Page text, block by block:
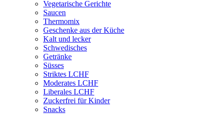
Vegetarische Gerichte
Saucen
Thermomix
Geschenke aus der Küche
Kalt und lecker
Schwedisches
Getränke
Süsses
Striktes LCHF
Moderates LCHF
Liberales LCHF
Zuckerfrei für Kinder
Snacks